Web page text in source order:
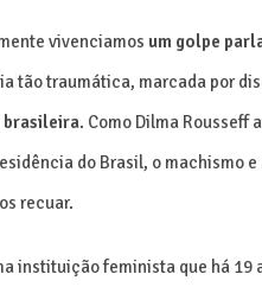
vivenciamos um golpe
tão traumática, marcada por
brasileira. Como Dilma Rousseff
do Brasil, o machismo
recuar.
instituição feminista que há